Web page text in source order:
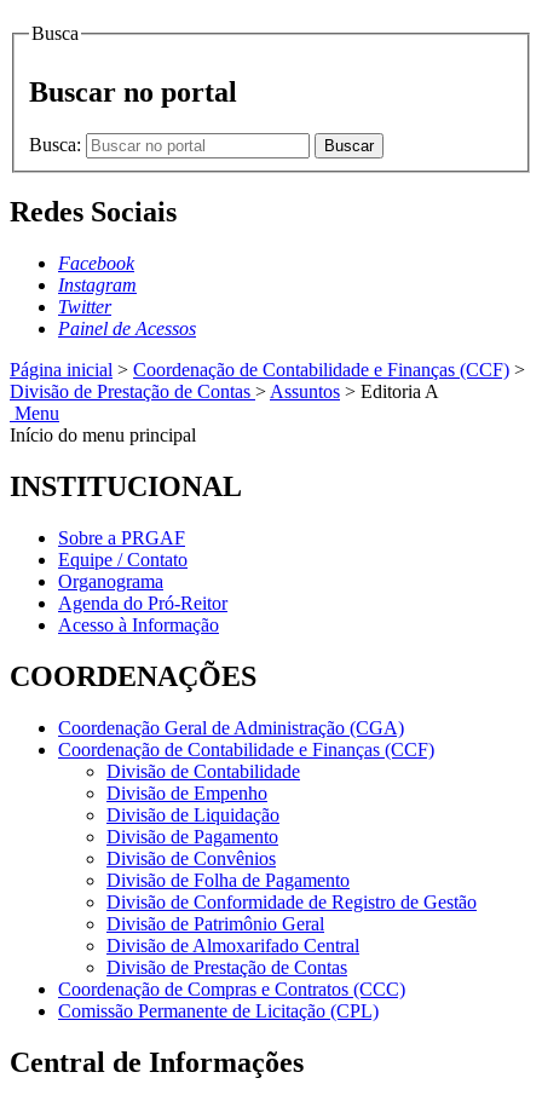
Busca
Buscar no portal
Busca: Buscar
Redes Sociais
Facebook
Instagram
Twitter
Painel de Acessos
Página inicial > Coordenação de Contabilidade e Finanças (CCF) >
Divisão de Prestação de Contas > Assuntos > Editoria A
Menu
Início do menu principal
INSTITUCIONAL
Sobre a PRGAF
Equipe / Contato
Organograma
Agenda do Pró-Reitor
Acesso à Informação
COORDENAÇÕES
Coordenação Geral de Administração (CGA)
Coordenação de Contabilidade e Finanças (CCF)
Divisão de Contabilidade
Divisão de Empenho
Divisão de Liquidação
Divisão de Pagamento
Divisão de Convênios
Divisão de Folha de Pagamento
Divisão de Conformidade de Registro de Gestão
Divisão de Patrimônio Geral
Divisão de Almoxarifado Central
Divisão de Prestação de Contas
Coordenação de Compras e Contratos (CCC)
Comissão Permanente de Licitação (CPL)
Central de Informações